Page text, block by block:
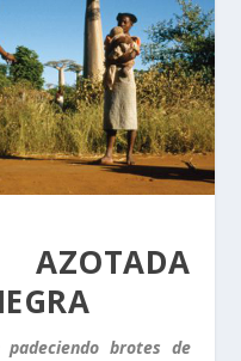
AZOTADA
brotes de